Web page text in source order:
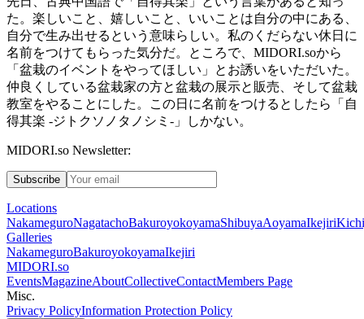
た。楽しいこと、嬉しいこと、いいことは自分の中にある、
自分で生み出せるという意味らしい。私のくだらない休日に
名前をつけてもらった気分だ。ところで、 MIDORI.soから
「盆栽のイベントをやってほしい」とお誘いをいただいた。
仲良くしている盆栽家の方と盆栽の展示と販売、そして盆栽
教室をやることにした。この日に名前をつけるとしたら「自
得其楽 -ジトクソノタノシミ - 」しかない。
MIDORI.so Newsletter:
Subscribe
Locations
NakameguroNagatachoBakuroyokoyamaShibuyaAoyamaIkejiri
Galleries
NakameguroBakuroyokoyamaIkejiri
MIDORI.so
EventsMagazineAboutCollectiveContactMembers Page
Misc.
Privacy PolicyInformation Protection Policy